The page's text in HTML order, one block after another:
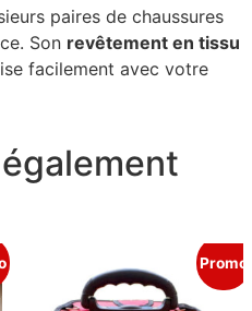
paires de chaussures
Son revêtement en tissu
facilement avec votre
Promo